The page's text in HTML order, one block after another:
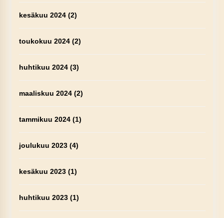
kesäkuu 2024(2)
toukokuu 2024(2)
huhtikuu 2024(3)
maaliskuu 2024(2)
tammikuu 2024(1)
joulukuu 2023(4)
kesäkuu 2023(1)
huhtikuu 2023(1)